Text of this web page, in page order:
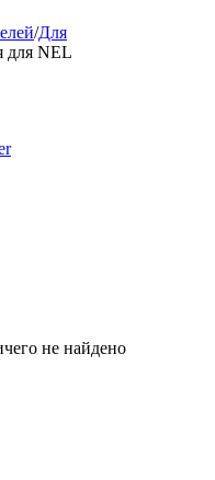
/Для
для NEL
не найдено